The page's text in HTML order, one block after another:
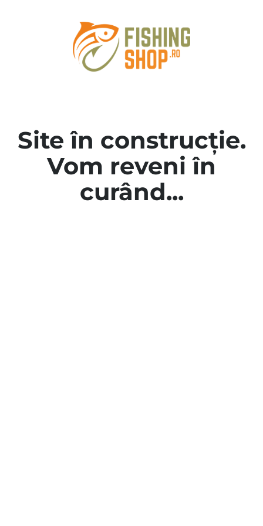
Site în construcție.
Vom reveni în
curând...